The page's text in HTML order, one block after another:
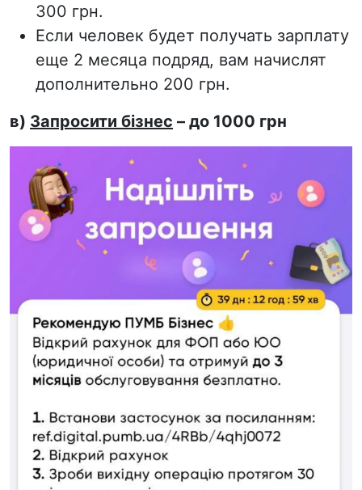
300 грн.
Если человек будет получать зарплату
еще 2 месяца подряд, вам начислят
дополнительно 200 грн.
в) Запросити бізнес – до 1000 грн